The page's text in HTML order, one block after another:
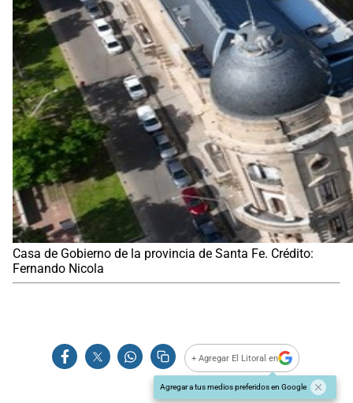
Casa de Gobierno de la provincia de Santa Fe. Crédito:
Fernando Nicola
+ Agregar El Litoral en
Agregar a tus medios preferidos en Google